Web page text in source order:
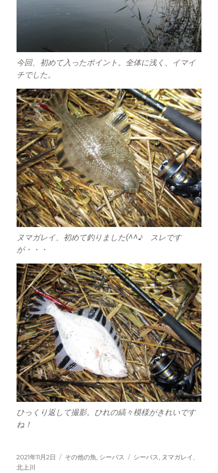
今回、初めて入ったポイント。全体に浅く、イマイ
チでした。
ヌマガレイ、初めて釣りました(^^♪ スレです
が・・・
ひっくり返して撮影。ひれの縞々模様がきれいです
ね！
投
稿
2021年11月2日
カ
その他の魚 シーバス
タ
シーバス ヌマガレイ
北上川